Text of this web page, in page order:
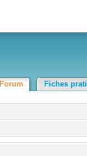
Forum Fiches